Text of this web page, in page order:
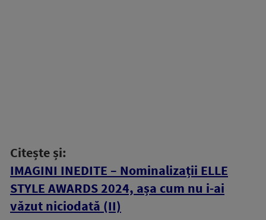
Citește și:
IMAGINI INEDITE – Nominalizații ELLE
STYLE AWARDS 2024, așa cum nu i-ai
văzut niciodată (II)